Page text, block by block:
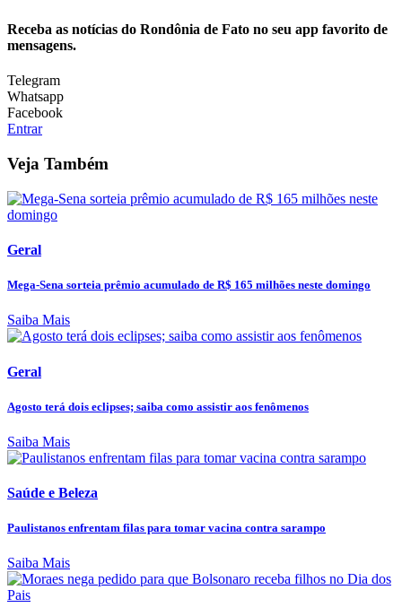
Receba as notícias do Rondônia de Fato no seu app favorito de
mensagens.
Telegram
Whatsapp
Facebook
Entrar
Veja Também
Geral
Mega-Sena sorteia prêmio acumulado de R$ 165 milhões neste domingo
Saiba Mais
Geral
Agosto terá dois eclipses; saiba como assistir aos fenômenos
Saiba Mais
Saúde e Beleza
Paulistanos enfrentam filas para tomar vacina contra sarampo
Saiba Mais